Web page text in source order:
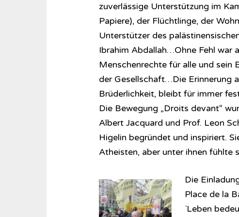
zuverlässige Unterstützung im
Papiere), der Flüchtlinge, der
Unterstützer des
Ibrahim Abdallah…Ohne Fehl war
Menschenrechte für alle und sein
der Gesellschaft…Die Erinnerung
Brüderlichkeit, bleibt für immer
Die Bewegung „Droits devant“
Albert Jacquard und Prof. Leon
Higelin begründet und inspiriert.
Atheisten, aber unter ihnen fühlte
Die
Place de la
`Leben